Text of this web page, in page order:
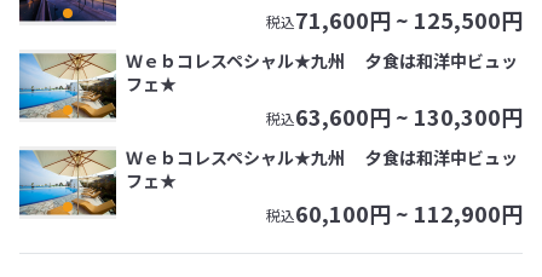
税込71,600円 ~ 125,500円
Ｗｅｂコレスペシャル★九州 夕食は和洋中ビュッ
フェ★
税込63,600円 ~ 130,300円
Ｗｅｂコレスペシャル★九州 夕食は和洋中ビュッ
フェ★
税込60,100円 ~ 112,900円